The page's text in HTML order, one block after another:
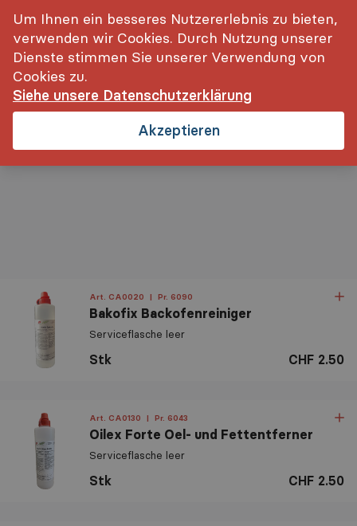
Um Ihnen ein besseres Nutzererlebnis zu bieten,
verwenden wir Cookies. Durch Nutzung unserer
Dienste stimmen Sie unserer Verwendung von
Cookies zu.
Siehe unsere Datenschutzerklärung
Akzeptieren
inkl. MwSt. Login
Relevanz
Art. CA0020 | Pr. 6090
Bakofix Backofenreiniger
Serviceflasche leer
Stk CHF 2.50
Art. CA0130 | Pr. 6043
Oilex Forte Oel- und Fettentferner
Serviceflasche leer
Stk CHF 2.50